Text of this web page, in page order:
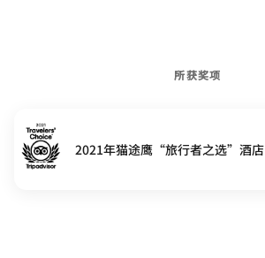
所获奖项
2021年猫途鹰“旅行者之选”酒店